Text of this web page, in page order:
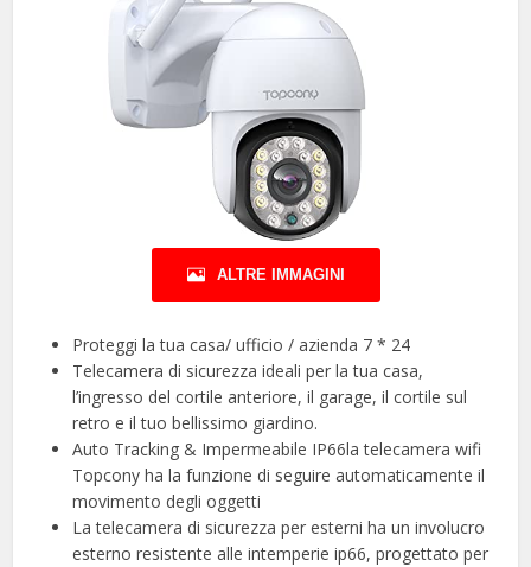
ALTRE IMMAGINI
Proteggi la tua casa/ ufficio / azienda 7 * 24
Telecamera di sicurezza ideali per la tua casa,
l’ingresso del cortile anteriore, il garage, il cortile sul
retro e il tuo bellissimo giardino.
Auto Tracking & Impermeabile IP66la telecamera wifi
Topcony ha la funzione di seguire automaticamente il
movimento degli oggetti
La telecamera di sicurezza per esterni ha un involucro
esterno resistente alle intemperie ip66, progettato per